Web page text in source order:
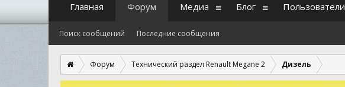
Форум Технический раздел Renault Megane 2 Дизель
Главная Форум
Поиск сообщений Последние сообщения
Медиа Блог Пользователи